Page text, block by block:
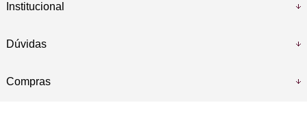
Institucional
Dúvidas
Compras